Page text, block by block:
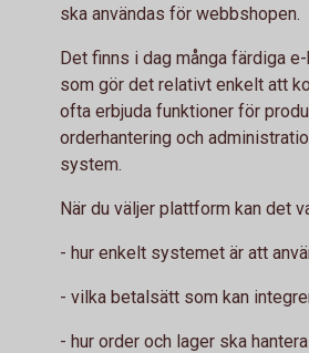
ska användas för webbshopen.
Det finns i dag många färdiga
som gör det relativt enkelt att
ofta erbjuda funktioner för
orderhantering och
system.
När du väljer plattform kan det
- hur enkelt systemet är att
- vilka betalsätt som kan
- hur order och lager ska